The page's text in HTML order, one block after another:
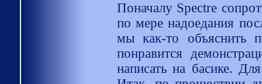
Поначалу Spectre
по мере надоедания
мы как-то объяснить
понравится
написать на басике.